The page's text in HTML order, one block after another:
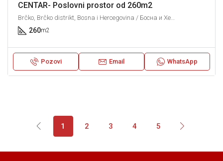
CENTAR- Poslovni prostor od 260m2
Brčko, Brčko distrikt, Bosna i Hercegovina / Босна и Херцеговина
260m2
Pozovi Email WhatsApp
1 2 3 4 5